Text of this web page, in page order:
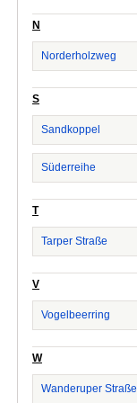
N
Norderholzweg
S
Sandkoppel
Süderreihe
T
Tarper Straße
V
Vogelbeerring
W
Wanderuper Straße